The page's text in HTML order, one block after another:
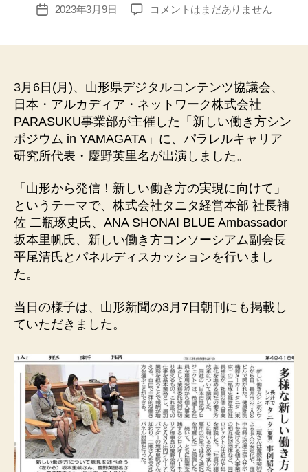
稿
エ
ナ
投
2023年3月9日
新
方
ン
ポ
ジ
ウ
in
YAMAGATA
に
出
演
し
た
コメントはまだありません
3月6日(月)、山形県デジタルコンテンツ協議会、
日本・アルカディア・ネットワーク株式会社
PARASUKU事業部が主催した「新しい働き方シン
ポジウム in YAMAGATA」に、パラレルキャリア
研究所代表・慶野英里名が出演しました。
「山形から発信！新しい働き方の実現に向けて」
というテーマで、株式会社タニタ経営本部 社長補
佐 二瓶琢史氏、ANA SHONAI BLUE Ambassador
坂本里帆氏、新しい働き方コンソーシアム副会長
平尾清氏とパネルディスカッションを行いまし
た。
当日の様子は、山形新聞の3月7日朝刊にも掲載し
ていただきました。